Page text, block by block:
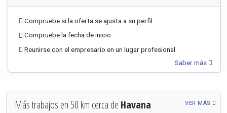
Compruebe si la oferta se ajusta a su perfil
Compruebe la fecha de inicio
Reunirse con el empresario en un lugar profesional
Saber más
Más trabajos en 50 km cerca de Havana VER MÁS